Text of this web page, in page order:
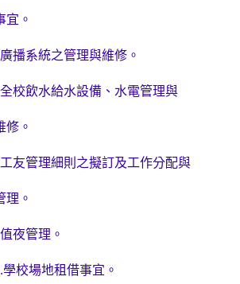
宜。
廣播系統之管理與維修。
全校飲水給水設備、水電管理與
修。
工友管理細則之擬訂及工作分配與
理。
值夜管理。
學校場地租借事宜。